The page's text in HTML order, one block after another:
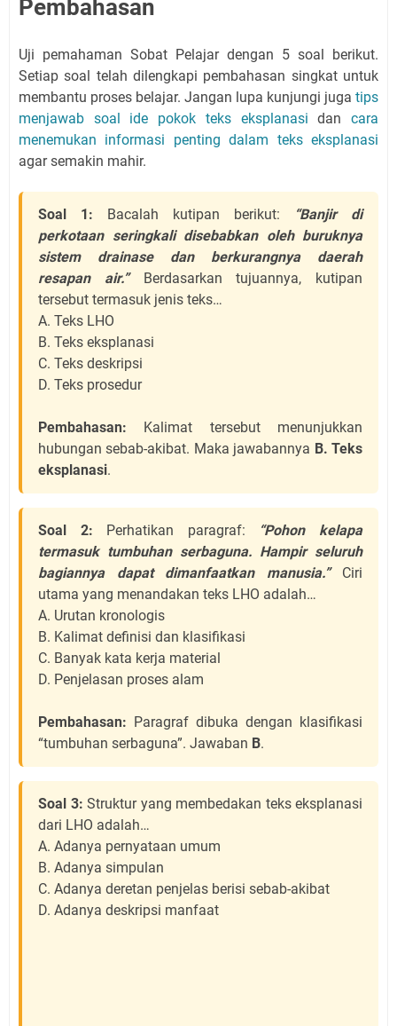
Pembahasan
Uji pemahaman Sobat Pelajar dengan 5 soal berikut.
Setiap soal telah dilengkapi pembahasan singkat untuk
membantu proses belajar. Jangan lupa kunjungi juga tips
menjawab soal ide pokok teks eksplanasi dancara
menemukan informasi penting dalam teks eksplanasi
agar semakin mahir.
Soal 1: Bacalah kutipan berikut:
“Banjir di
perkotaan seringkali disebabkan oleh buruknya
sistem drainase dan berkurangnya daerah
resapan air.”Berdasarkan tujuannya, kutipan
tersebut termasuk jenis teks…
A. Teks LHO
B. Teks eksplanasi
C. Teks deskripsi
D. Teks prosedur
Pembahasan: Kalimat tersebut menunjukkan
hubungan sebab-akibat. Maka jawabannya B. Teks
eksplanasi.
Soal 2: Perhatikan paragraf:
“Pohon kelapa
termasuk tumbuhan serbaguna. Hampir seluruh
bagiannya dapat dimanfaatkan manusia.”Ciri
utama yang menandakan teks LHO adalah…
A. Urutan kronologis
B. Kalimat definisi dan klasifikasi
C. Banyak kata kerja material
D. Penjelasan proses alam
Pembahasan: Paragraf dibuka dengan klasifikasi
“tumbuhan serbaguna”. Jawaban B.
Soal 3: Struktur yang membedakan teks eksplanasi
dari LHO adalah…
A. Adanya pernyataan umum
B. Adanya simpulan
C. Adanya deretan penjelas berisi sebab-akibat
D. Adanya deskripsi manfaat